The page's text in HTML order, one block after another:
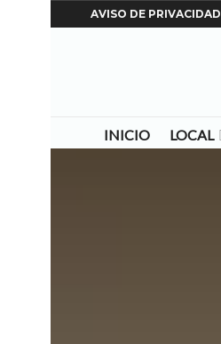
AVISO DE PRIVACIDAD
INICIO LOCAL